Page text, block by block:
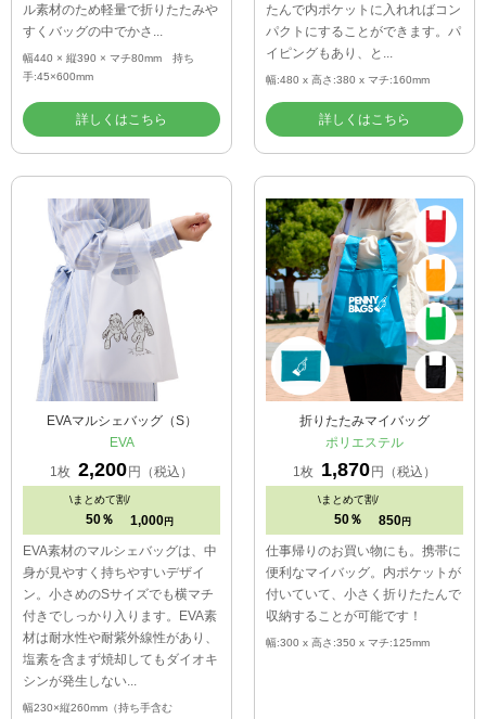
ル素材のため軽量で折りたたみや
すくバッグの中でかさ...
幅440 × 縦390 × マチ80mm 持ち
手:45×600mm
詳しくはこちら
たんで内ポケットに入れればコン
パクトにすることができます。パ
イピングもあり、と...
幅:480 x 高さ:380 x マチ:160mm
詳しくはこちら
EVAマルシェバッグ（S）
EVA
1枚 2,200 円（税込）
\まとめて割/
50％ 1,000 円
EVA素材のマルシェバッグは、中
身が見やすく持ちやすいデザイ
ン。小さめのSサイズでも横マチ
付きでしっかり入ります。EVA素
材は耐水性や耐紫外線性があり、
塩素を含まず焼却してもダイオキ
シンが発生しない...
幅230×縦260mm（持ち手含む
折りたたみマイバッグ
ポリエステル
1枚
1,870 円（税込）
\まとめて割/
50％ 850 円
仕事帰りのお買い物にも。携帯に
便利なマイバッグ。内ポケットが
付いていて、小さく折りたたんで
収納することが可能です！
幅:300 x 高さ:350 x マチ:125mm